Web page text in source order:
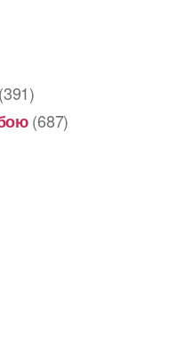
(687)